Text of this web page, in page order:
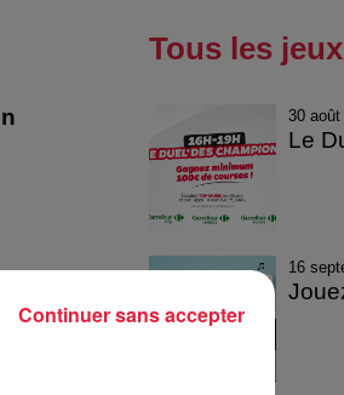
Tous les jeux
30 août
Le
16
Continuer sans accepter